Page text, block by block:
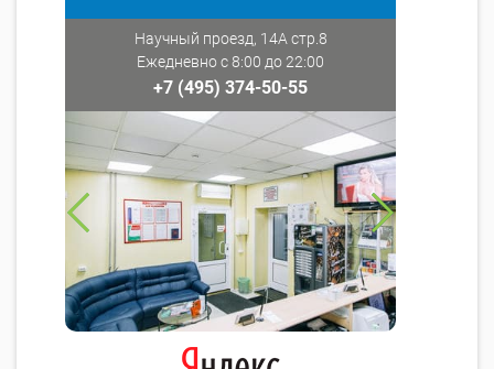
Научный проезд, 14А стр.8
Ежедневно с 8:00 до 22:00
+7 (495) 374-50-55